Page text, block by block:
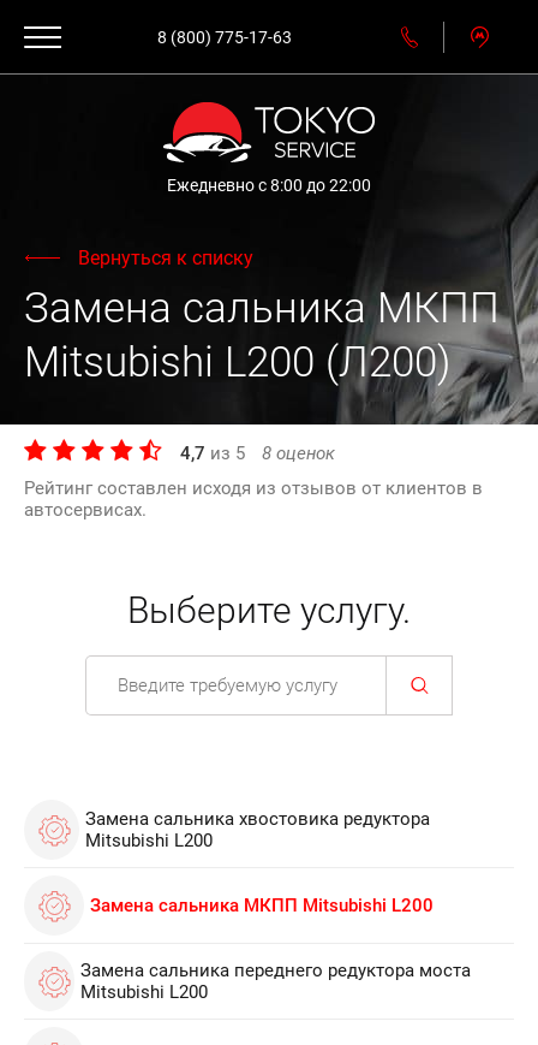
8 (800) 775-17-63
Ежедневно с 8:00 до 22:00
Вернуться к списку
Замена сальника МКПП
Mitsubishi L200 (Л200)
4,7 из 5 8 оценок
Рейтинг составлен исходя из отзывов от клиентов в
автосервисах.
Выберите услугу.
Замена сальника хвостовика редуктора
Mitsubishi L200
Замена сальника МКПП Mitsubishi L200
Замена сальника переднего редуктора моста
Mitsubishi L200